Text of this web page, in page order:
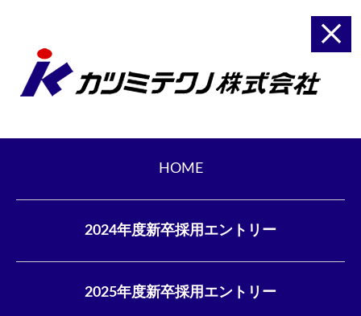
HOME
2024年度新卒採用エントリー
2025年度新卒採用エントリー